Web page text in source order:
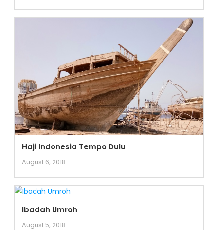
Haji Indonesia Tempo Dulu
August 6, 2018
Ibadah Umroh
August 5, 2018